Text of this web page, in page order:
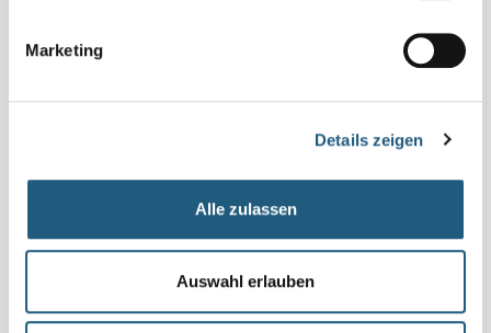
Marketing
Details zeigen
Alle zulassen
Auswahl erlauben
Ja, wichtig! Bitte melden Sie sich bei den Veranstaltenden
Naturpark-Partner Fahrgastschifffahrt Hohenwarte GmbH,
info@fahrgastschiffahrt-hohenwarte.de
zurück zur Liste